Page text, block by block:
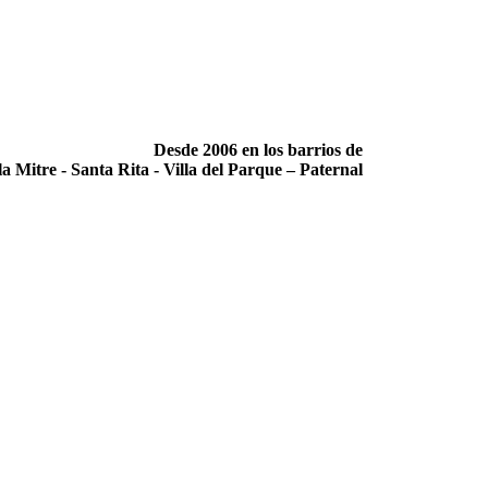
Desde 2006 en los barrios de
Mitre -­ Santa Rita -­ Villa del Parque – Paternal